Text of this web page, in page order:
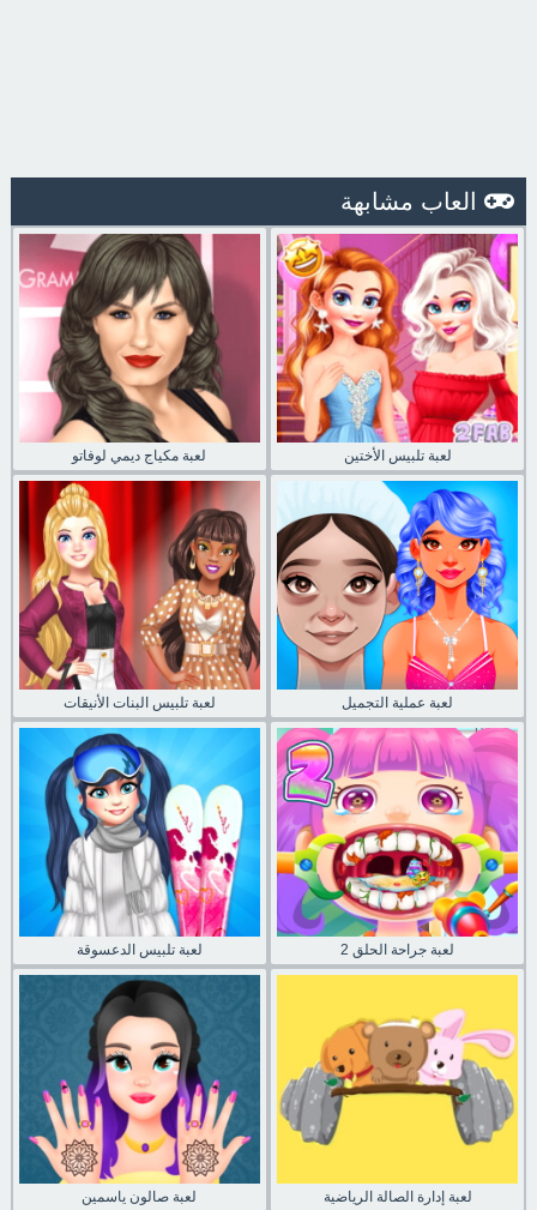
العاب مشابهة
لعبة مكياج ديمي لوفاتو لعبة تلبيس الأختين
لعبة تلبيس البنات الأنيقات لعبة عملية التجميل
لعبة تلبيس الدعسوقة لعبة جراحة الحلق 2
لعبة صالون ياسمين لعبة إدارة الصالة الرياضية